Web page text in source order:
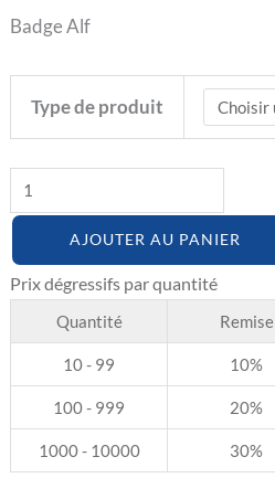
Badge Alf
Type de produit
AJOUTER AU PANIER
Quantité Remise
10 - 99 10%
100 - 999 20%
1000 - 10000 30%